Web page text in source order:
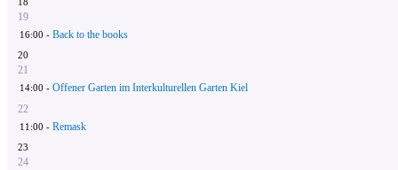
19
16:00 - Back to the books
20
21
14:00 - Offener Garten im Interkulturellen Garten Kiel
22
11:00 - Remask
23
24